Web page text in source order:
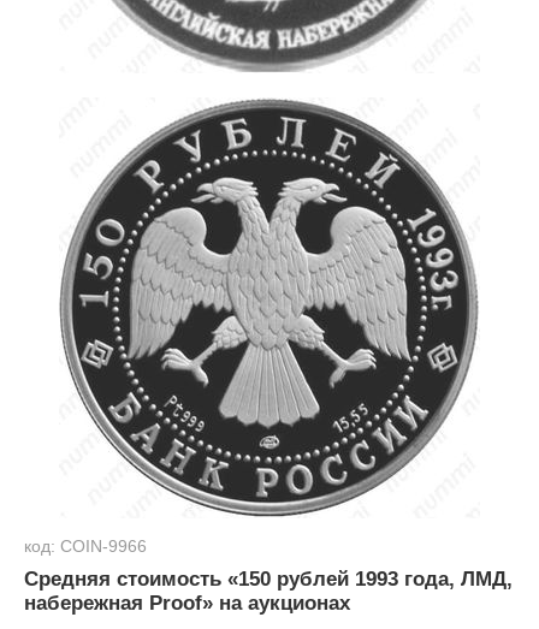
код: COIN-9966
Средняя стоимость «150 рублей 1993 года, ЛМД,
набережная Proof» на аукционах